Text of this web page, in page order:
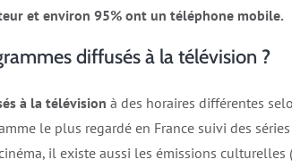
et environ 95% ont un téléphone mobile.
diffusés à la télévision ?
à la télévision à des horaires différentes
le plus regardé en France suivi des
il existe aussi les émissions culturelles